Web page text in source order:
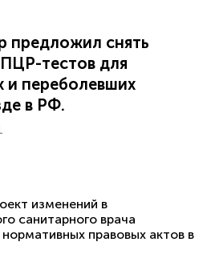
предложил снять
тестов для
и переболевших
в РФ.
изменений в
санитарного врача
нормативных правовых актов в